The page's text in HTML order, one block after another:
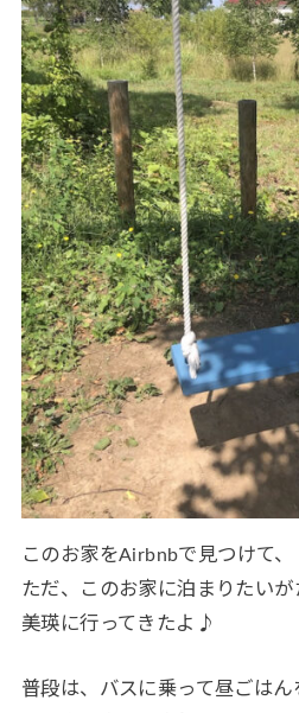
このお家をAirbnbで見つけて、
ただ、このお家に泊まりたいが
美瑛に行ってきたよ♪
普段は、バスに乗って昼ごはん